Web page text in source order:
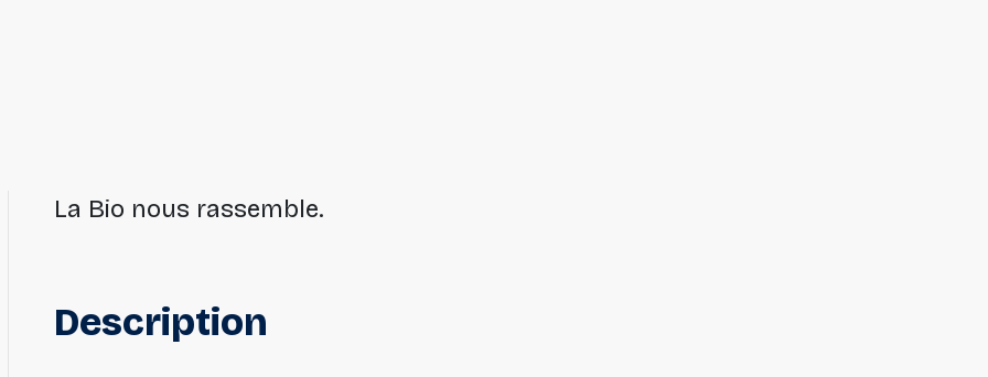
La Bio nous rassemble.
Description